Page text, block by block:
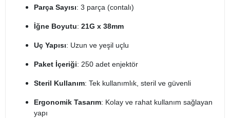
Parça Sayısı: 3 parça (contalı)
İğne Boyutu: 21G x 38mm
Uç Yapısı: Uzun ve yeşil uçlu
Paket İçeriği: 250 adet enjektör
Steril Kullanım: Tek kullanımlık, steril ve güvenli
Ergonomik Tasarım: Kolay ve rahat kullanım sağlayan
yapı